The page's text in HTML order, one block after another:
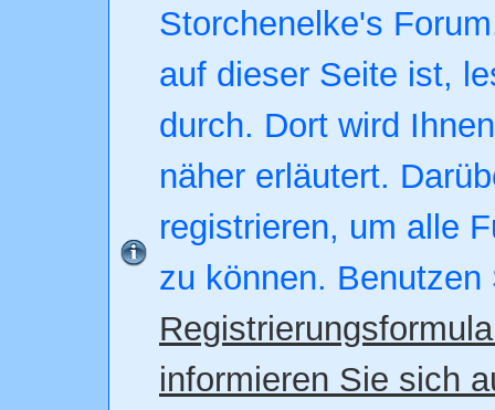
Storchenelke's
auf dieser Seite ist,
durch. Dort wird
näher erläutert.
registrieren, um alle
zu können. Benutzen
informieren Sie sich